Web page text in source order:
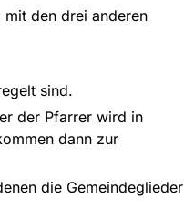
den drei anderen
sind.
der Pfarrer wird in
dann zur
die Gemeindeglieder